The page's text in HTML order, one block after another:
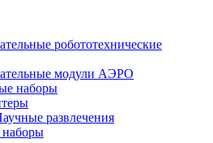
робототехнические
модули АЭРО
наборы
развлечения
наборы